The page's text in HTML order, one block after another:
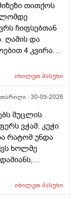
თითქოს
ჩიფსებთან
ღამის და
4 კვირაა
ჯანსაღს
მქონე გაზები
და
კი! მხოლოდ
რით
უჭმელი
ქ პორციაზე
იხილეთპასუხი
თარიღი :30-05-2026
მუცლის
ვჭამ. კუჭი
რატომ უნდა
ხოლმე
შებერილობა
იხილეთპასუხი